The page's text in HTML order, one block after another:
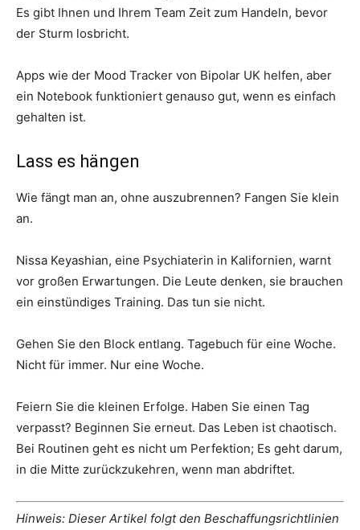
Es gibt Ihnen und Ihrem Team Zeit zum Handeln, bevor
der Sturm losbricht.
Apps wie der Mood Tracker von Bipolar UK helfen, aber
ein Notebook funktioniert genauso gut, wenn es einfach
gehalten ist.
Lass es hängen
Wie fängt man an, ohne auszubrennen? Fangen Sie klein
an.
Nissa Keyashian, eine Psychiaterin in Kalifornien, warnt
vor großen Erwartungen. Die Leute denken, sie brauchen
ein einstündiges Training. Das tun sie nicht.
Gehen Sie den Block entlang. Tagebuch für eine Woche.
Nicht für immer. Nur eine Woche.
Feiern Sie die kleinen Erfolge. Haben Sie einen Tag
verpasst? Beginnen Sie erneut. Das Leben ist chaotisch.
Bei Routinen geht es nicht um Perfektion; Es geht darum,
in die Mitte zurückzukehren, wenn man abdriftet.
Hinweis: Dieser Artikel folgt den Beschaffungsrichtlinien